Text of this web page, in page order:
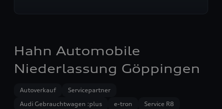
Hahn Automobile
Niederlassung Göppingen
Autoverkauf
Servicepartner
Audi Gebrauchtwagen :plus
e-tron
Service R8